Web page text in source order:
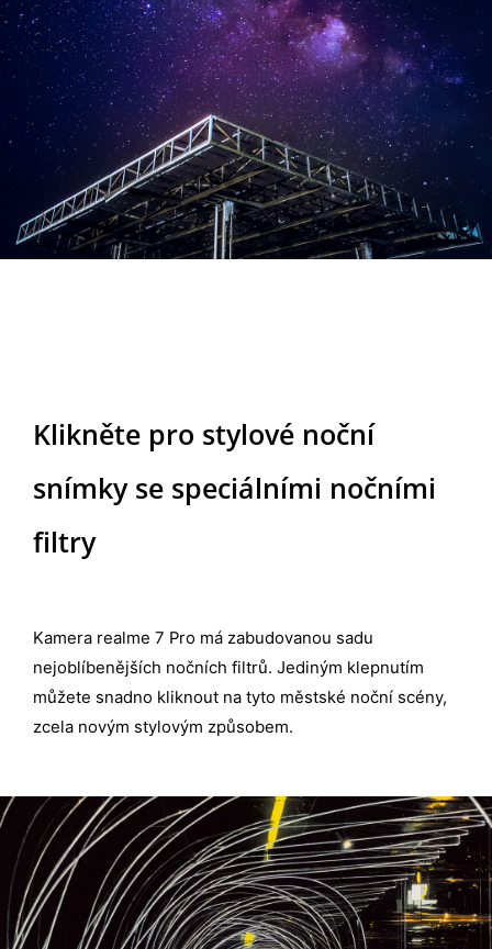
Klikněte pro stylové noční
snímky se speciálními nočními
filtry
Kamera realme 7 Pro má zabudovanou sadu
nejoblíbenějších nočních filtrů. Jediným klepnutím
můžete snadno kliknout na tyto městské noční scény,
zcela novým stylovým způsobem.